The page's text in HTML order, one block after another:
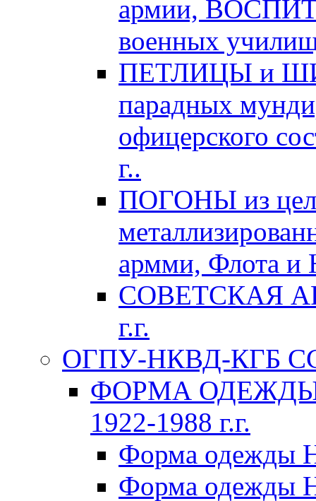
армии,
военных
ПЕТЛИЦЫ и
парадных
офицерского
г..
ПОГОНЫ из
армми, Флота и
СОВЕТСКАЯ
г.г.
ОГПУ-НКВД-КГБ
ФОРМА ОДЕЖДЫ
1922-1988 г.г.
Форма одежды
Форма одежды